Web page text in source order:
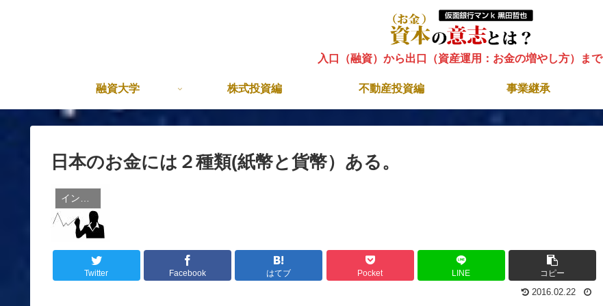
入口（融資）から出口（資産運用：お金の増やし方）まで
融資大学 株式投資編 不動産投資編 事業継承
日本のお金には２種類(紙幣と貨幣）ある。
Twitter Facebook はてブ Pocket LINE コピー
2016.02.22